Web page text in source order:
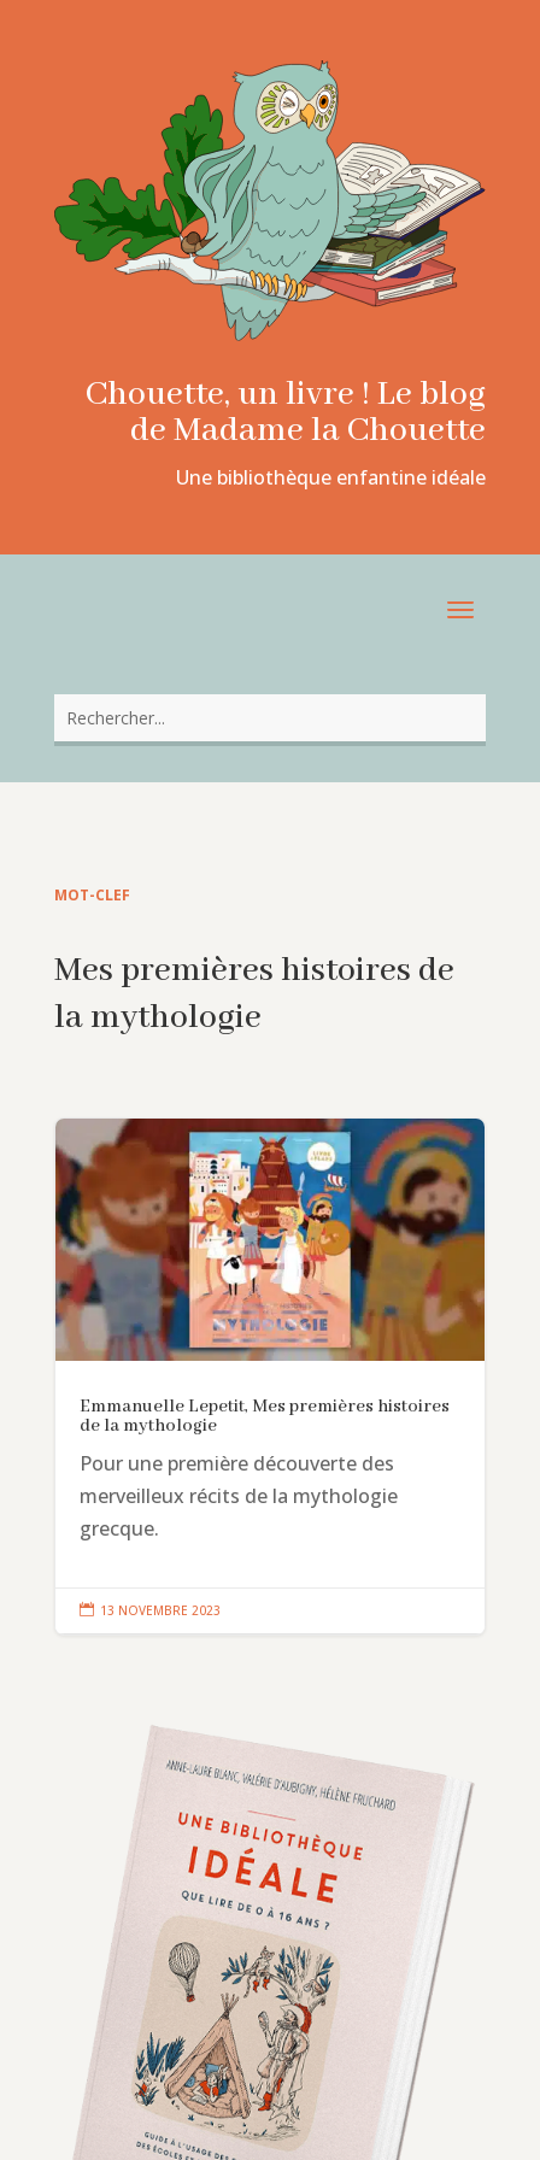
Chouette, un livre ! Le blog
de Madame la Chouette
Une bibliothèque enfantine idéale
MOT-CLEF
Mes premières histoires de
la mythologie
Emmanuelle Lepetit, Mes premières histoires
de la mythologie
Pour une première découverte des
merveilleux récits de la mythologie
grecque.
 13 NOVEMBRE 2023